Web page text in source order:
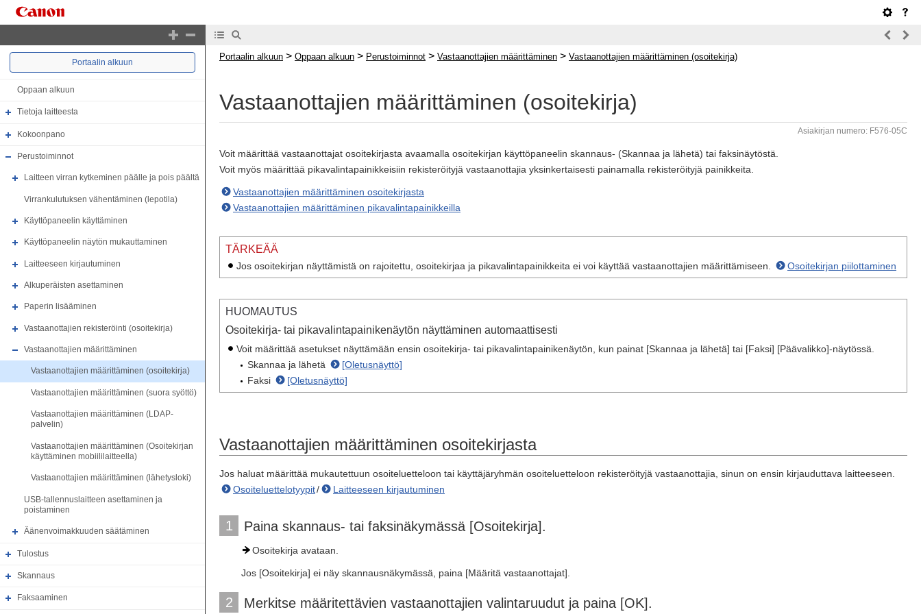
Portaalin alkuun
Oppaan alkuun
Tietoja laitteesta
Kokoonpano
Perustoiminnot
Laitteen virran kytkeminen päälle ja pois päältä
Virrankulutuksen vähentäminen (lepotila)
Käyttöpaneelin käyttäminen
Käyttöpaneelin näytön mukauttaminen
Laitteeseen kirjautuminen
Alkuperäisten asettaminen
Paperin lisääminen
Vastaanottajien rekisteröinti (osoitekirja)
Vastaanottajien määrittäminen
Vastaanottajien määrittäminen (osoitekirja)
Vastaanottajien määrittäminen (suora syöttö)
Vastaanottajien määrittäminen (LDAP-
palvelin)
Vastaanottajien määrittäminen (Osoitekirjan
käyttäminen mobiililaitteella)
Vastaanottajien määrittäminen (lähetysloki)
USB-tallennuslaitteen asettaminen ja
poistaminen
Äänenvoimakkuuden säätäminen
Tulostus
Skannaus
Faksaaminen
Portaalin alkuun > Oppaan alkuun > Perustoiminnot > Vastaanottajien määrittäminen > Vastaanottajien määrittäminen (osoitekirja)
Vastaanottajien määrittäminen (osoitekirja)
Asiakirjan numero: F576-05C
Voit määrittää vastaanottajat osoitekirjasta avaamalla osoitekirjan käyttöpaneelin skannaus- (Skannaa ja lähetä) tai faksinäytöstä.
Voit myös määrittää pikavalintapainikkeisiin rekisteröityjä vastaanottajia yksinkertaisesti painamalla rekisteröityjä painikkeita.
Vastaanottajien määrittäminen osoitekirjasta
Vastaanottajien määrittäminen pikavalintapainikkeilla
TÄRKEÄÄ
Jos osoitekirjan näyttämistä on rajoitettu, osoitekirjaa ja pikavalintapainikkeita ei voi käyttää vastaanottajien määrittämiseen. Osoitekirjan piilottaminen
HUOMAUTUS
Osoitekirja- tai pikavalintapainikenäytön näyttäminen automaattisesti
Voit määrittää asetukset näyttämään ensin osoitekirja- tai pikavalintapainikenäytön, kun painat [Skannaa ja lähetä] tai [Faksi] [Päävalikko]-näytössä.
Skannaa ja lähetä
[Oletusnäyttö]
Faksi
[Oletusnäyttö]
Vastaanottajien määrittäminen osoitekirjasta
Jos haluat määrittää mukautettuun osoiteluetteloon tai käyttäjäryhmän osoiteluetteloon rekisteröityjä vastaanottajia, sinun on ensin kirjauduttava laitteeseen.
Osoiteluettelotyypit/ Laitteeseen kirjautuminen
1 Paina skannaus- tai faksinäkymässä [Osoitekirja].
Osoitekirja avataan.
Jos [Osoitekirja] ei näy skannausnäkymässä, paina [Määritä vastaanottajat].
2 Merkitse määritettävien vastaanottajien valintaruudut ja paina [OK].